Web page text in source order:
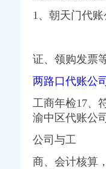
）
口权）
商注册）
）
1、朝天门代
证、领购发票
两路口代账公
工商年检17、
渝中区代账公
公司与工
商、会计核算